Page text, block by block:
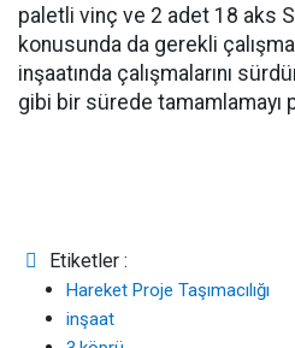
paletli vinç ve 2 adet 18 aks
konusunda da gerekli
inşaatında çalışmalarını
gibi bir sürede tamamlamayı
Etiketler :
Hareket Proje Taşımacılığı
inşaat